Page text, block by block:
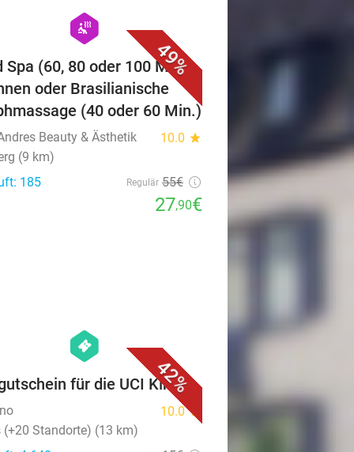
49%
hexagon
wellness
Spa (60, 80 oder 100 Min.)
oder Brasilianische
(40 oder 60 Min.)
Beauty & Ästhetik 10.0 star
(9 km)
185
Regulär 55€
27,90€
42%
hexagon
events
für die UCI Kinos
10.0star
(+20 Standorte) (13 km)